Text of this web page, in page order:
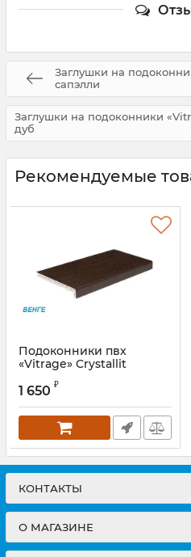
Заглушки на
сапэлли
Заглушки на подоконники
дуб
Рекомендуемые
Подоконники пвх
«Vitrage» Crystallit
1 650 ₽
КОНТАКТЫ
О МАГАЗИНЕ